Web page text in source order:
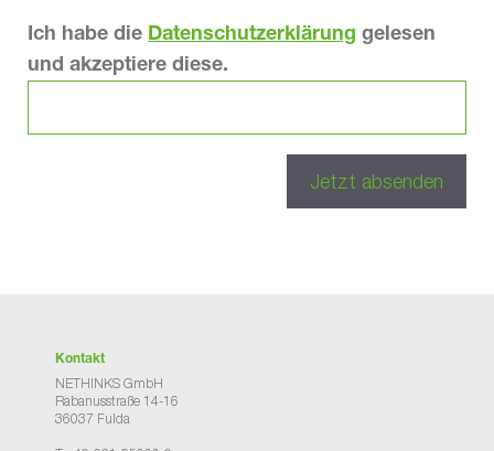
Ich habe die Datenschutzerklärung gelesen
und akzeptiere diese.
Kontakt
NETHINKS GmbH
Rabanusstraße 14-16
36037 Fulda